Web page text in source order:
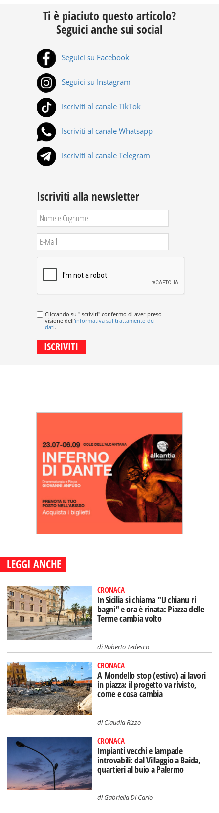
Ti è piaciuto questo articolo?
Seguici anche sui social
Seguici su Facebook
Seguici su Instagram
Iscriviti al canale TikTok
Iscriviti al canale Whatsapp
Iscriviti al canale Telegram
Iscriviti alla newsletter
Cliccando su "Iscriviti" confermo di aver preso
visione dell'informativa sul trattamento dei
dati.
LEGGI ANCHE
CRONACA
In Sicilia si chiama "U chianu ri
bagni" e ora è rinata: Piazza delle
Terme cambia volto
diRoberto Tedesco
CRONACA
A Mondello stop (estivo) ai lavori
in piazza: il progetto va rivisto,
come e cosa cambia
diClaudia Rizzo
CRONACA
Impianti vecchi e lampade
introvabili: dal Villaggio a Baida,
quartieri al buio a Palermo
diGabriella Di Carlo